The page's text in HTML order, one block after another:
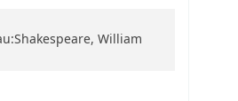
William